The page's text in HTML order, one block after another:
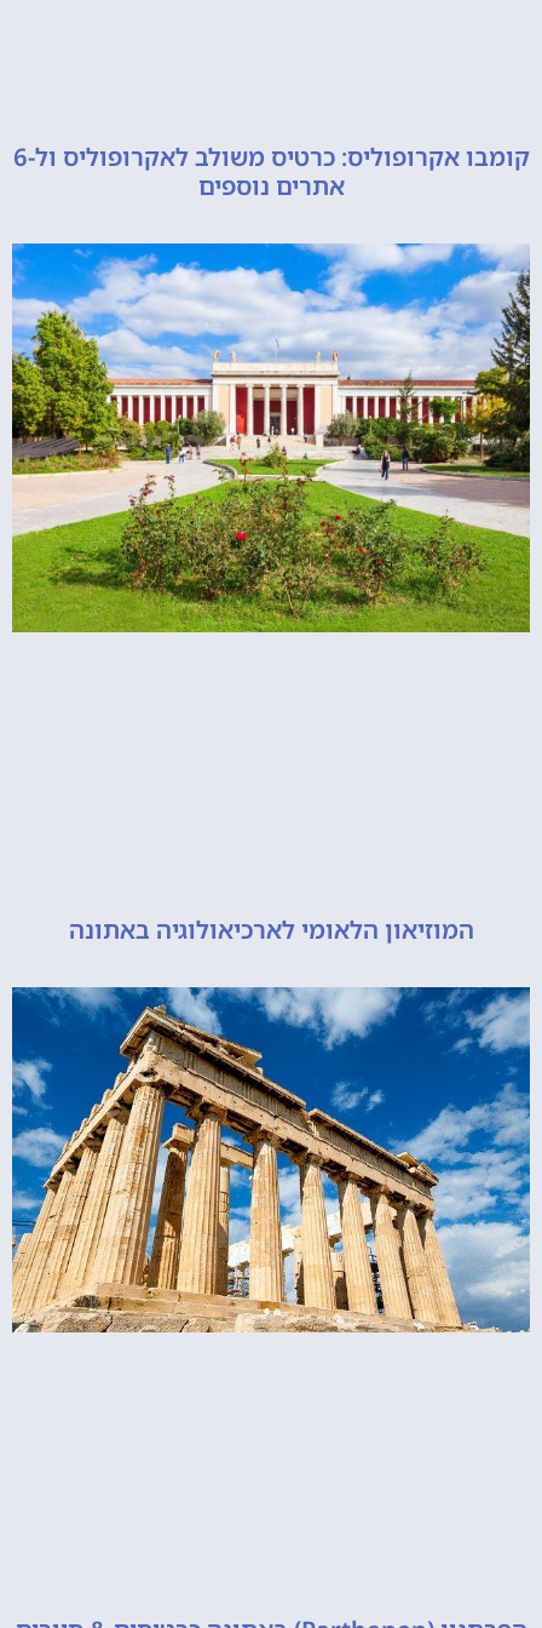
קומבו אקרופוליס: כרטיס משולב לאקרופוליס ול-6
אתרים נוספים
הלאומי לארכיאולוגיה באתונה